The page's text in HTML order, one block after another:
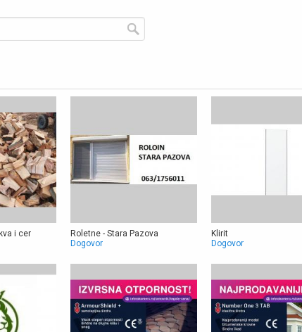
i cer
Roletne - Stara Pazova
Dogovor
Klirit
Dogovor